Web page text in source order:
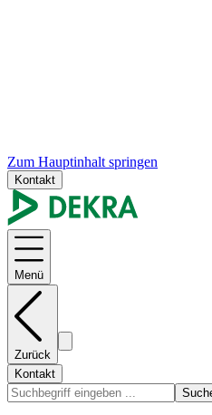
Zum Hauptinhalt springen
Kontakt
Menü
Zurück
Kontakt